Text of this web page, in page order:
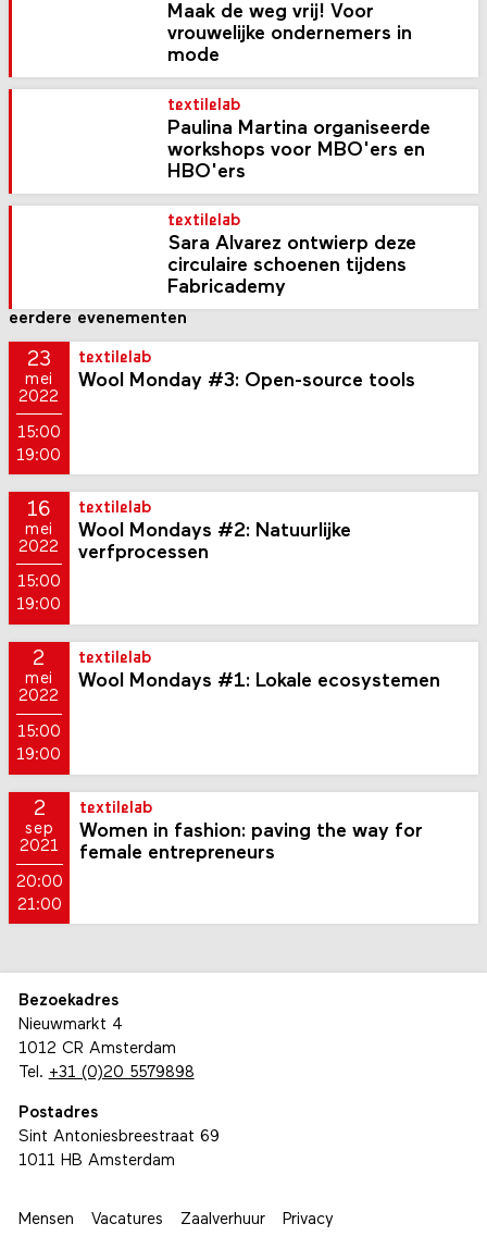
Maak de weg vrij! Voor
vrouwelijke ondernemers in
mode
textilelab
Paulina Martina organiseerde
workshops voor MBO'ers en
HBO'ers
textilelab
Sara Alvarez ontwierp deze
circulaire schoenen tijdens
Fabricademy
eerdere evenementen
23
mei
2022
15:00
19:00
textilelab
Wool Monday #3: Open-source tools
16
mei
2022
15:00
19:00
textilelab
Wool Mondays #2: Natuurlijke
verfprocessen
2
mei
2022
15:00
19:00
textilelab
Wool Mondays #1: Lokale ecosystemen
2
sep
2021
20:00
21:00
textilelab
Women in fashion: paving the way for
female entrepreneurs
Bezoekadres
Nieuwmarkt 4
1012 CR Amsterdam
Tel. +31 (0)20 5579898
Postadres
Sint Antoniesbreestraat 69
1011 HB Amsterdam
Mensen Vacatures Zaalverhuur Privacy